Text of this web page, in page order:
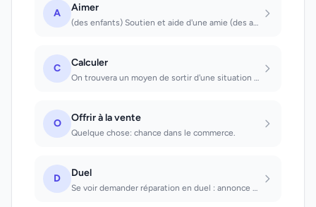
A Aimer
(des enfants) Soutien et aide d'une amie (des adultes) Vous atteindrez la félici...
C Calculer
On trouvera un moyen de sortir d'une situation difficile.
O Offrir à la vente
Quelque chose: chance dans le commerce.
D Duel
Se voir demander réparation en duel : annonce un danger mortel. Vaincre lors d'u...